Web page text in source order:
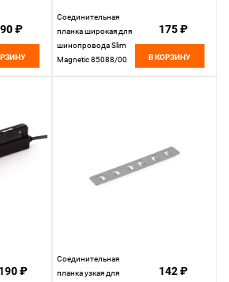
₽
Соединительная
планка широкая для
шинопровода Slim
Magnetic 85088/00
175 ₽
В КОРЗИНУ
₽
Соединительная
планка узкая для
142 ₽